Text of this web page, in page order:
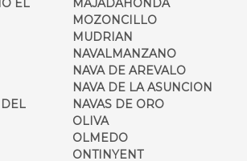
EL
MAJADAHONDA
MOZONCILLO
MUDRIAN
NAVALMANZANO
NAVA DE AREVALO
NAVA DE LA ASUNCION
NAVAS DE ORO
OLIVA
OLMEDO
ONTINYENT